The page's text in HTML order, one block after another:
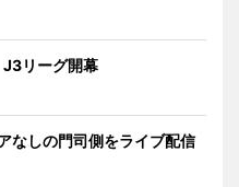
リーグ開幕
なしの門司側をライブ配信